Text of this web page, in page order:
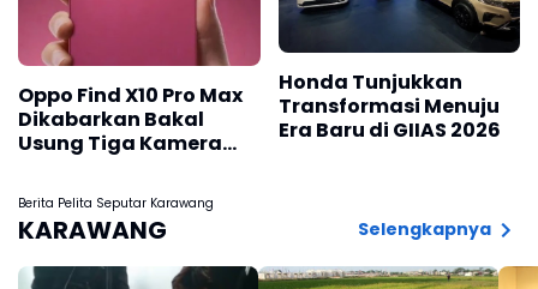
Oppo Find X10 Pro Max
Dikabarkan Bakal
Usung Tiga Kamera
Honda Tunjukkan
Transformasi Menuju
Era Baru di GIIAS 2026
Berita Pelita Seputar Karawang
KARAWANG Selengkapnya